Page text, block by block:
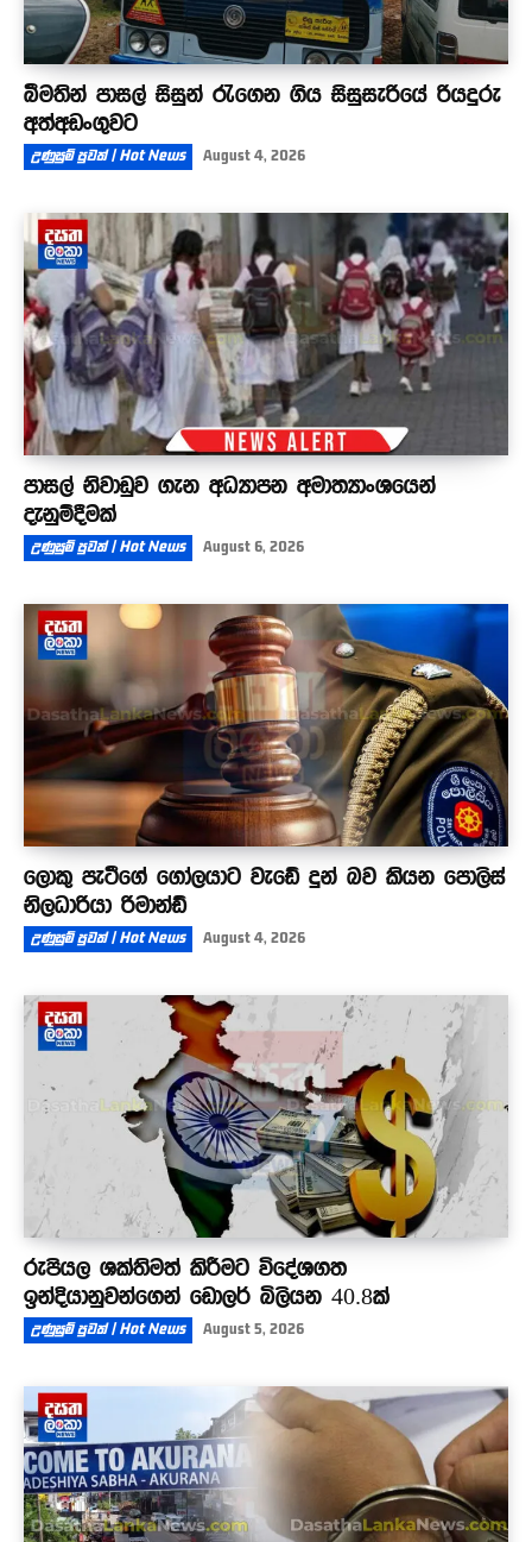
බීමතින් පාසල් සිසුන් රැගෙන ගිය සිසුසැරියේ රියදුරු
අත්අඩංගුවට
උණුසුම් පුවත් | Hot News August 4, 2026
පාසල් නිවාඩුව ගැන අධ්‍යාපන අමාත්‍යාංශයෙන්
දැනුම්දීමක්
උණුසුම් පුවත් | Hot News August 6, 2026
ලොකු පැටීගේ ගෝලයාට වැඩේ දුන් බව කියන පොලිස්
නිලධාරියා රිමාන්ඩ්
උණුසුම් පුවත් | Hot News August 4, 2026
රුපියල ශක්තිමත් කිරීමට විදේශගත
ඉන්දියානුවන්ගෙන් ඩොලර් බිලියන 40.8ක්
උණුසුම් පුවත් | Hot News August 5, 2026